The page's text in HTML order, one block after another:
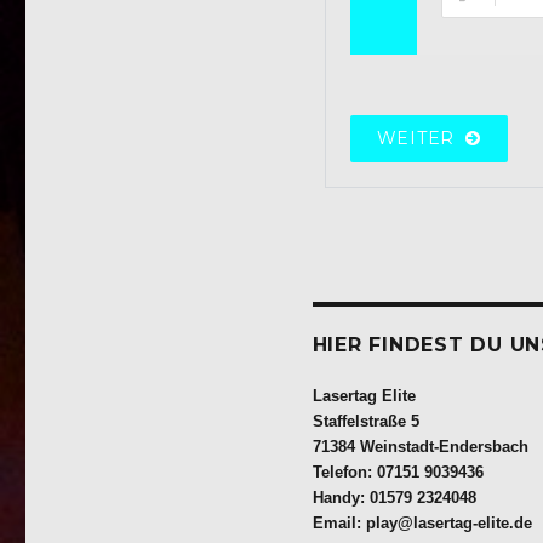
WEITER
HIER FINDEST DU
Lasertag Elite
Staffelstraße 5
71384 Weinstadt-Endersbach
Telefon: 07151 9039436
Handy: 01579 2324048
Email: play@lasertag-elite.de